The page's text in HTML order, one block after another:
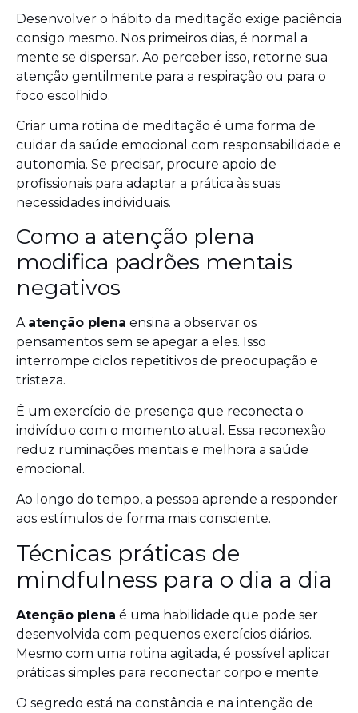
Desenvolver o hábito da meditação exige paciência
consigo mesmo. Nos primeiros dias, é normal a
mente se dispersar. Ao perceber isso, retorne sua
atenção gentilmente para a respiração ou para o
foco escolhido.
Criar uma rotina de meditação é uma forma de
cuidar da saúde emocional com responsabilidade e
autonomia. Se precisar, procure apoio de
profissionais para adaptar a prática às suas
necessidades individuais.
Como a atenção plena
modifica padrões mentais
negativos
A atenção plena ensina a observar os
pensamentos sem se apegar a eles. Isso
interrompe ciclos repetitivos de preocupação e
tristeza.
É um exercício de presença que reconecta o
indivíduo com o momento atual. Essa reconexão
reduz ruminações mentais e melhora a saúde
emocional.
Ao longo do tempo, a pessoa aprende a responder
aos estímulos de forma mais consciente.
Técnicas práticas de
mindfulness para o dia a dia
Atenção plena é uma habilidade que pode ser
desenvolvida com pequenos exercícios diários.
Mesmo com uma rotina agitada, é possível aplicar
práticas simples para reconectar corpo e mente.
O segredo está na constância e na intenção de